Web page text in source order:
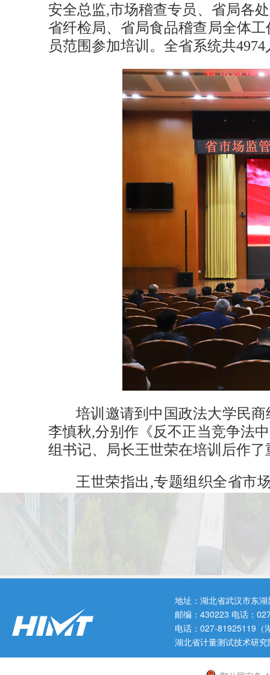
安全总监,市场稽查专员、省局各
省纤检局、省局食品稽查局全体
员范围参加培训。全省系统共
培训邀请到中国政法大学民
李慎秋,分别作《反不正当竞争法
组书记、局长王世荣在培训后作了
王世荣指出,专题组织全省市
习贯彻习近平法治思想和习近平
到党中央、国务院关于坚持严格
委、省政府关于加强助企纾困,规
局;要优化执法理念,推行服务型
社会作为市场监管行政执法工作
归“维护良好市场秩序,保护消费
举,让党委政府有感、让经营主体
地址：湖北省武汉市东
邮编：430223 电话：
电话：027-81925119（
湖北省计量测试技术研